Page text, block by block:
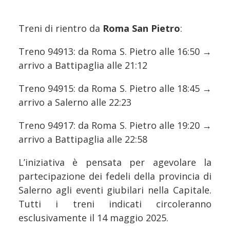
Treni di rientro da Roma San Pietro:
Treno 94913: da Roma S. Pietro alle 16:50 →
arrivo a Battipaglia alle 21:12
Treno 94915: da Roma S. Pietro alle 18:45 →
arrivo a Salerno alle 22:23
Treno 94917: da Roma S. Pietro alle 19:20 →
arrivo a Battipaglia alle 22:58
L’iniziativa è pensata per agevolare la
partecipazione dei fedeli della provincia di
Salerno agli eventi giubilari nella Capitale.
Tutti i treni indicati circoleranno
esclusivamente il 14 maggio 2025.